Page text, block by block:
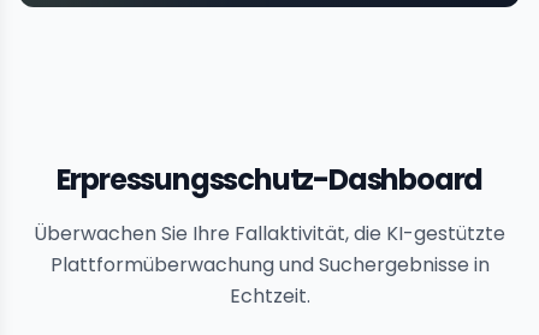
Erpressungsschutz-Dashboard
Überwachen Sie Ihre Fallaktivität, die KI-gestützte
Plattformüberwachung und Suchergebnisse in
Echtzeit.